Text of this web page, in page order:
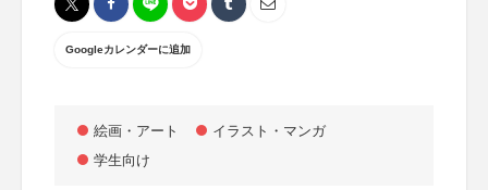
Googleカレンダーに追加
絵画・アート
イラスト・マンガ
学生向け